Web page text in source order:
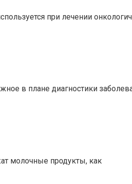
при лечении
в плане диагностики
молочные продукты, как